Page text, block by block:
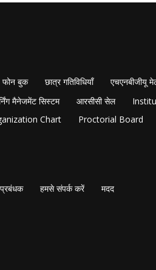
फोन बुक छात्र गतिविधियाँ एचएनबीजीयू
मैनेजमेंट सिस्टम आरसीसी सेल
Chart Proctorial Board
हमसे संपर्क करें मदद